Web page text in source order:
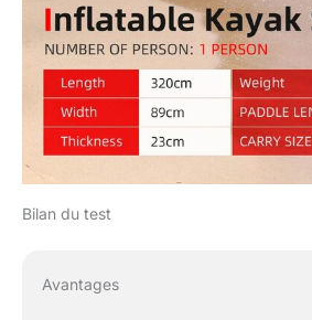
Bilan du test
Avantages